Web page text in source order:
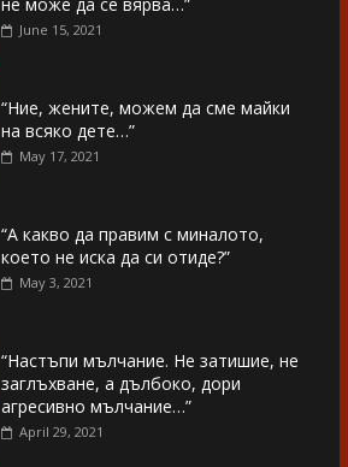
не може да се вярва…”
June 15, 2021
“Ние, жените, можем да сме майки
на всяко дете…”
May 17, 2021
“А какво да правим с миналото,
което не иска да си отиде?”
May 3, 2021
“Настъпи мълчание. Не затишие, не
заглъхване, а дълбоко, дори
агресивно мълчание…”
April 29, 2021